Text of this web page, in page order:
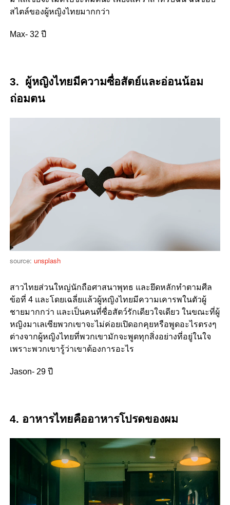
สไตล์ของผู้หญิงไทยมากกว่า
Max- 32 ปี
3. ผู้หญิงไทยมีความซื่อสัตย์และอ่อนน้อม
ถ่อมตน
source: unsplash
สาวไทยส่วนใหญ่นักถือศาสนาพุทธ และยึดหลักทำตามศีล
ข้อที่ 4 และโดยเฉลี่ยแล้วผู้หญิงไทยมีความเคารพในตัวผู้
ชายมากกว่า และเป็นคนที่ซื่อสัตว์รักเดียวใจเดียว ในขณะที่ผู้
หญิงมาเลเซียพวกเขาจะไม่ค่อยเปิดอกคุยหรือพูดอะไรตรงๆ
ต่างจากผู้หญิงไทยที่พวกเขามักจะพูดทุกสิ่งอย่างที่อยู่ในใจ
เพราะพวกเขารู้ว่าเขาต้องการอะไร
Jason- 29 ปี
4. อาหารไทยคืออาหารโปรดของผม